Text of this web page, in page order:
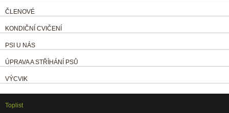
ČLENOVÉ
KONDIČNÍ CVIČENÍ
PSI U NÁS
ÚPRAVA A STŘÍHÁNÍ PSŮ
VÝCVIK
Toplist